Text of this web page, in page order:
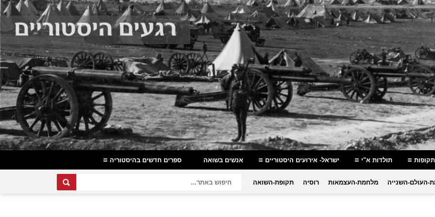
תקופות תולדות א"י ישראל- אירועים היסטוריים אנשים בשואה ספרים חדשים בהיסטוריה
העולם-השנייה מלחמת-העצמאות רוסיה תקופת-השואה